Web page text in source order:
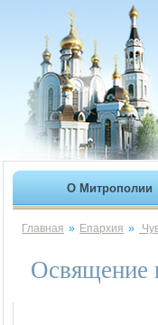
О Митрополии
Главная » Епархия »
Освящение